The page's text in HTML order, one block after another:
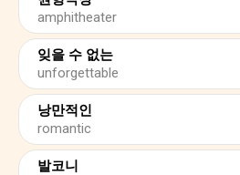
amphitheater
잊을 수 없는
unforgettable
낭만적인
romantic
발코니